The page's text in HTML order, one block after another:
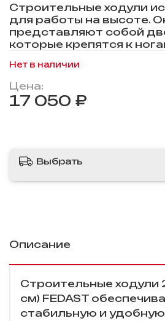
Нет в наличии
Цена:
17 050 ₽
Строительные ходули
для работы на высоте.
представляют собой
которые крепятся к
Выбрать
Описание
Строительные ходули
см) FEDAST
стабильную и